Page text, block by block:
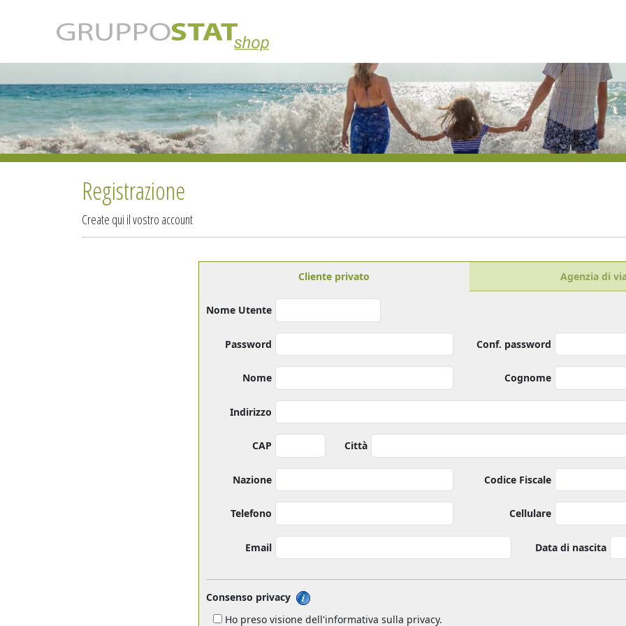
Registrazione
Create qui il vostro account
Cliente privato Agenzia di
Nome Utente
Password Conf. password
Nome Cognome
Indirizzo
CAP Città
Nazione Codice Fiscale
Telefono Cellulare
Email Data di nascita
Consenso privacy
Ho preso visione dell'informativa sulla privacy.